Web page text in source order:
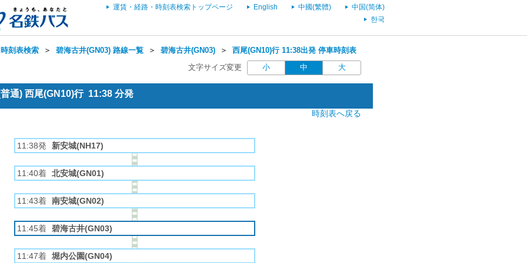
運賃・経路・時刻表検索トップページ English 中國(繁體)
中国(简体)
한국
刻表検索 ＞ 碧海古井(GN03) 路線一覧 ＞ 碧海古井(GN03) ＞ 西尾(GN10)行 11:38出発 停車時刻表
文字サイズ変更 小 中 大
通) 西尾(GN10)行 11:38 分発
時刻表へ戻る
11:38発 新安城(NH17)
11:40着 北安城(GN01)
11:43着 南安城(GN02)
11:45着 碧海古井(GN03)
11:47着 堀内公園(GN04)